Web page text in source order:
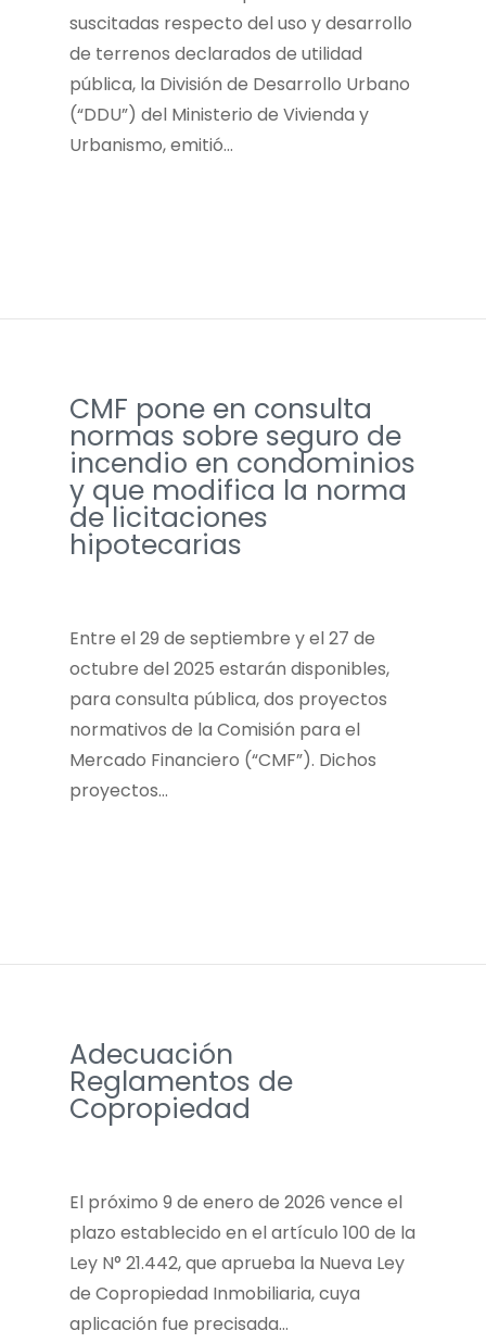
suscitadas respecto del uso y desarrollo
de terrenos declarados de utilidad
pública, la División de Desarrollo Urbano
(“DDU”) del Ministerio de Vivienda y
Urbanismo, emitió…
CMF pone en consulta
normas sobre seguro de
incendio en condominios
y que modifica la norma
de licitaciones
hipotecarias
Entre el 29 de septiembre y el 27 de
octubre del 2025 estarán disponibles,
para consulta pública, dos proyectos
normativos de la Comisión para el
Mercado Financiero (“CMF”). Dichos
proyectos…
Adecuación
Reglamentos de
Copropiedad
El próximo 9 de enero de 2026 vence el
plazo establecido en el artículo 100 de la
Ley N° 21.442, que aprueba la Nueva Ley
de Copropiedad Inmobiliaria, cuya
aplicación fue precisada…